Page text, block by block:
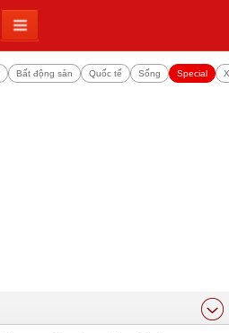
Bất động sản Quốc tế Sống Special